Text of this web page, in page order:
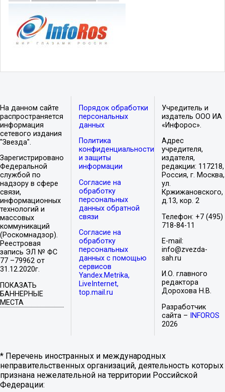
На данном сайте
распространяется
информация
сетевого издания
"Звезда".
Зарегистрировано
Федеральной
службой по
надзору в сфере
связи,
информационных
технологий и
массовых
коммуникаций
(Роскомнадзор).
Реестровая
запись ЭЛ № ФС
77 –79962 от
31.12.2020г.
ПОКАЗАТЬ
БАННЕРНЫЕ
МЕСТА
Порядок обработки
персональных
данных
Политика
конфиденциальности
и защиты
информации
Согласие на
обработку
персональных
данных обратной
связи
Согласие на
обработку
персональных
данных с помощью
сервисов
Yandex.Metrika,
LiveInternet,
top.mail.ru
Учредитель и
издатель ООО ИА
«Инфорос».
Адрес
учредителя,
издателя,
редакции: 117218,
Россия, г. Москва,
ул.
Кржижановского,
д.13, кор. 2
Телефон: +7 (495)
718-84-11
E-mail:
info@zvezda-
sah.ru
И.О. главного
редактора
Дорохова Н.В.
Разработчик
сайта –
INFOROS
2026
* Перечень иностранных и международных
неправительственных организаций, деятельность которых
признана нежелательной на территории Российской
Федерации: